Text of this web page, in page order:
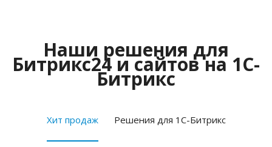
Наши решения для
Битрикс24 и сайтов на 1С-
Битрикс
Хит продаж Решения для 1С-Битрикс